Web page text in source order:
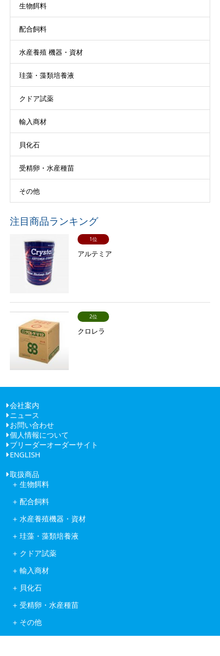
生物餌料
配合飼料
水産養殖 機器・資材
珪藻・藻類培養液
クドア試薬
輸入商材
貝化石
受精卵・水産種苗
その他
注目商品ランキング
1位
アルテミア
2位
クロレラ
会社案内
ごあいさつ
経営理念
健康経営
会社概要
アクセス
ニュース
お問い合わせ
個人情報について
ブリーダーオーダーサイト
ENGLISH
取扱商品
生物餌料
ワムシ
アルテミア
コペポーダ
タマミジンコ休眠卵
配合飼料
株式会社ヒガシマル
フィード・ワン株式会社
林兼産業株式会社
日本農産工業株式会社
中部飼料株式会社
水産養殖機器・資材
岩崎紫外線殺菌システム
水産用酸素ガス発生装置
活魚移送用ポンプピンピンZ型
自動給餌機
オゾン処理システム
ソフテックス
酸素発生器オージネーター601
水底清掃ロボット
フィッシュカウンター
珪藻・藻類培養液
藻類培養液KW21
含水ケイ酸ゲルカルチャー
Reed Mariculture社製品
クドア試薬
輸入商材
アルテミア
コペポーダ
Reed Mariculture社製品
貝化石
フィッシュグリーン
リヴァイタルグリーン
受精卵・水産種苗
水産種苗
その他